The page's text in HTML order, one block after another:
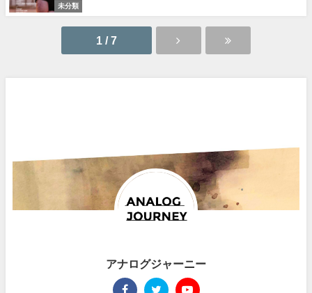
未分類
1 / 7
アナログジャーニー